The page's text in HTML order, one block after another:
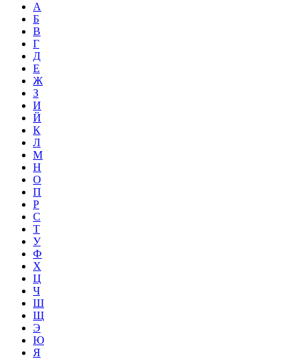
А
Б
В
Г
Д
Е
Ж
З
И
Й
К
Л
М
Н
О
П
Р
С
Т
У
Ф
Х
Ц
Ч
Ш
Щ
Э
Ю
Я